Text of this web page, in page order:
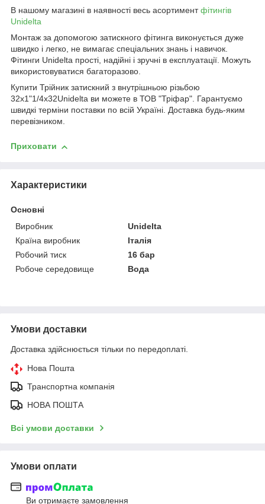
В нашому магазині в наявності весь асортиментфітингів
Unidelta
Монтаж за допомогою затискного фітинга виконується дуже
швидко і легко, не вимагає спеціальних знань і навичок.
Фітинги Unidelta прості, надійні і зручні в експлуатації. Можуть
використовуватися багаторазово.
Купити Трійник затискний з внутрішньою різьбою
32x1"1/4х32Unidelta ви можете в ТОВ "Тріфар". Гарантуємо
швидкі терміни поставки по всій Україні. Доставка будь-яким
перевізником.
Приховати
Характеристики
Основні
Виробник
Unidelta
Країна виробник
Італія
Робочий тиск
16 бар
Робоче середовище
Вода
Умови доставки
Доставка здійснюється тільки по передоплаті.
Нова Пошта
Транспортна компанія
НОВА ПОШТА
Всі умови доставки
Умови оплати
Ви отримаєте замовлення